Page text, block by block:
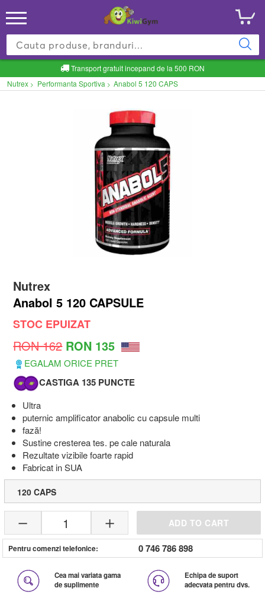
Transport gratuit incepand de la 500 RON
Nutrex > Performanta Sportiva > Anabol 5 120 CAPS
Nutrex
Anabol 5 120 CAPSULE
STOC EPUIZAT
RON 162 RON 135
EGALAM ORICE PRET
CASTIGA 135 PUNCTE
Ultra
puternic amplificator anabolic cu capsule multi
fază!
Sustine cresterea tes. pe cale naturala
Rezultate vizibile foarte rapid
Fabricat in SUA
120 CAPS
1 ADD TO CART
Pentru comenzi telefonice: 0 746 786 898
Cea mai variata gama
de suplimente
Echipa de suport
adecvata pentru dvs.